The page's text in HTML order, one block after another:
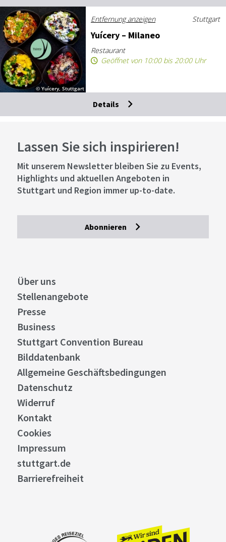
© Yuícery, Stuttgart
Entfernung anzeigen Stuttgart
Yuí­ce­ry – Mi­la­neo
Restaurant
Geöffnet von 10:00 bis 20:00 Uhr
Details
Lassen Sie sich inspirieren!
Mit unserem Newsletter bleiben Sie zu Events,
Highlights und aktuellen Angeboten in
Stuttgart und Region immer up-to-date.
Abonnieren
Über uns
Stellenangebote
Presse
Business
Stuttgart Convention Bureau
Bilddatenbank
Allgemeine Geschäftsbedingungen
Datenschutz
Widerruf
Kontakt
Cookies
Impressum
stuttgart.de
Barrierefreiheit